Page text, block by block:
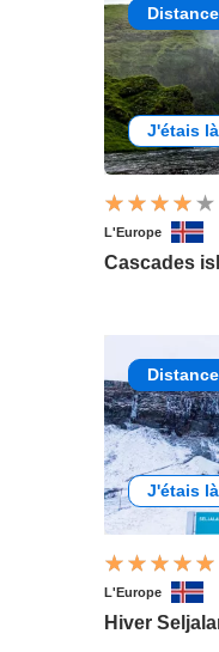
J'étais là
L'Europe
Cascades
J'étais là
L'Europe
Hiver